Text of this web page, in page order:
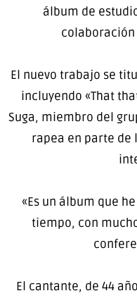
álbum de
colaboración
El nuevo trabajo se
incluyendo «That
Suga, miembro del
rapea en parte de
«Es un álbum que
tiempo, con
El cantante, de 44